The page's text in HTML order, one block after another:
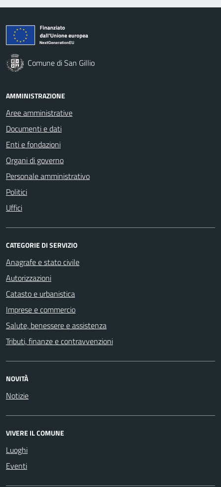
Comune di San Gillio
AMMINISTRAZIONE
Aree amministrative
Documenti e dati
Enti e fondazioni
Organi di governo
Personale amministrativo
Politici
Uffici
CATEGORIE DI SERVIZIO
Anagrafe e stato civile
Autorizzazioni
Catasto e urbanistica
Imprese e commercio
Salute, benessere e assistenza
Tributi, finanze e contravvenzioni
NOVITÀ
Notizie
VIVERE IL COMUNE
Luoghi
Eventi